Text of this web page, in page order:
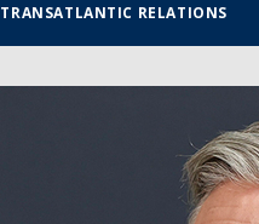
TRANSATLANTIC RELATIONS